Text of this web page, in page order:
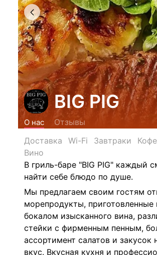
BIG PIG
О нас
Отзывы
Доставка
Wi-Fi Завтраки Кофе
Вино
В гриль-баре "BIG PIG" каждый
найти себе блюдо по душе.
Мы предлагаем своим гостям
морепродукты, приготовленные
бокалом изысканного вина,
стейки с фирменным пенным,
ассортимент салатов и закусок
вкус. Вкусная кухня и